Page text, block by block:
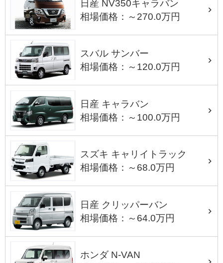
日産 NV350キャラバン
相場価格：～270.0万円
スバル サンバー
相場価格：～120.0万円
日産 キャラバン
相場価格：～100.0万円
スズキ キャリイトラック
相場価格：～68.0万円
日産 クリッパーバン
相場価格：～64.0万円
ホンダ N-VAN